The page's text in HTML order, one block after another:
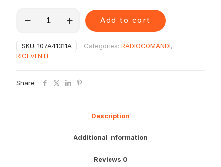
Sanwa
481
WP
Fh3
4
Add to cart
SKU: 107A41311A Categories: RADIOCOMANDI,
RICEVENTI
Share
Description
Additional information
Reviews 0